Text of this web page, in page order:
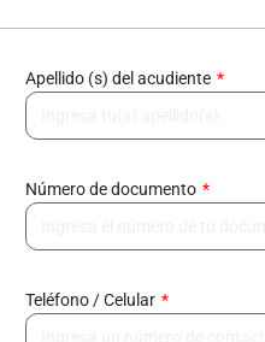
Apellido (s) del acudiente
Número de documento
Teléfono / Celular